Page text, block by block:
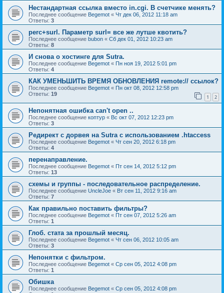
Нестандартная ссылка вместо in.cgi. В счетчике менять?
Последнее сообщение Begemot « Чт дек 06, 2012 11:18 am
Ответы: 3
perc+surl. Параметр surl= все же лутше квотить?
Последнее сообщение bubon « Сб дек 01, 2012 10:23 am
Ответы: 8
И снова о хостинге для Sutra.
Последнее сообщение Begemot « Пн ноя 19, 2012 5:01 pm
Ответы: 4
КАК УМЕНЬШИТЬ ВРЕМЯ ОБНОВЛЕНИЯ remote:// ссылок?
Последнее сообщение Begemot « Пн окт 08, 2012 12:58 pm
Ответы: 19 1 2
Непонятная ошибка can't open ..
Последнее сообщение коптур « Вс окт 07, 2012 12:23 pm
Ответы: 3
Редирект с дорвея на Sutra с использованием .htaccess
Последнее сообщение Begemot « Чт сен 20, 2012 6:18 pm
Ответы: 4
перенаправление.
Последнее сообщение Begemot « Пт сен 14, 2012 5:12 pm
Ответы: 13
схемы и группы - последовательное распределение.
Последнее сообщение UncleJoe « Вт сен 11, 2012 9:16 am
Ответы: 7
Как правильно поставить фильтры?
Последнее сообщение Begemot « Пт сен 07, 2012 5:26 am
Ответы: 1
Глоб. стата за прошлый месяц.
Последнее сообщение Begemot « Чт сен 06, 2012 10:05 am
Ответы: 3
Непонятки с фильтром.
Последнее сообщение Begemot « Ср сен 05, 2012 4:08 pm
Ответы: 1
Обишка
Последнее сообщение Begemot « Ср сен 05, 2012 4:08 pm